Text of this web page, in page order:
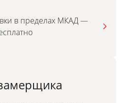
в пределах МКАД —